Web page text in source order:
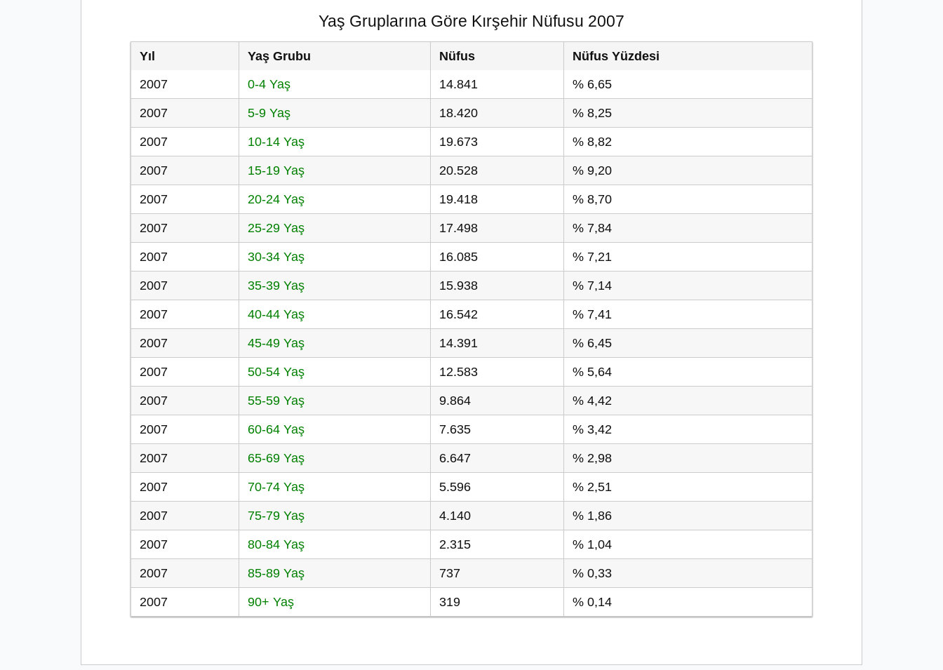
Yaş Gruplarına Göre Kırşehir Nüfusu 2007
Yıl Yaş Grubu Nüfus
Nüfus Yüzdesi
2007
0-4 Yaş 14.841 % 6,65
2007 5-9 Yaş 18.420 % 8,25
2007 10-14 Yaş 19.673 % 8,82
2007 15-19 Yaş 20.528 % 9,20
2007 20-24 Yaş 19.418 % 8,70
2007 25-29 Yaş 17.498 % 7,84
2007 30-34 Yaş 16.085 % 7,21
2007 35-39 Yaş 15.938 % 7,14
2007 40-44 Yaş 16.542 % 7,41
2007 45-49 Yaş 14.391 % 6,45
2007 50-54 Yaş 12.583 % 5,64
2007 55-59 Yaş 9.864 % 4,42
2007 60-64 Yaş 7.635 % 3,42
2007 65-69 Yaş 6.647 % 2,98
2007 70-74 Yaş 5.596 % 2,51
2007 75-79 Yaş 4.140 % 1,86
2007 80-84 Yaş 2.315 % 1,04
2007 85-89 Yaş 737 % 0,33
2007 90+ Yaş 319 % 0,14